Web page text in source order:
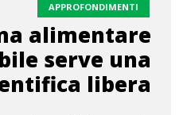
APPROFONDIMENTI
alimentare
serve una
libera